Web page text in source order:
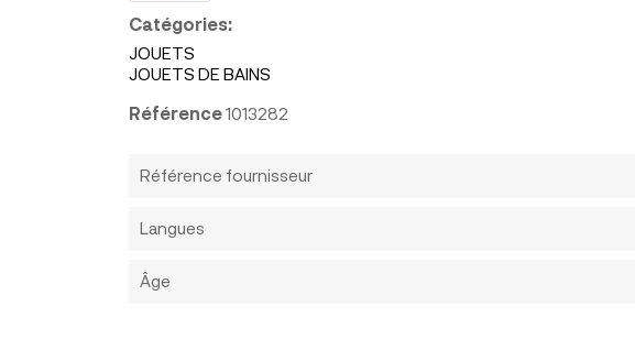
Catégories:
JOUETS
JOUETS DE BAINS
Référence1013282
Référence fournisseur
Langues
Âge